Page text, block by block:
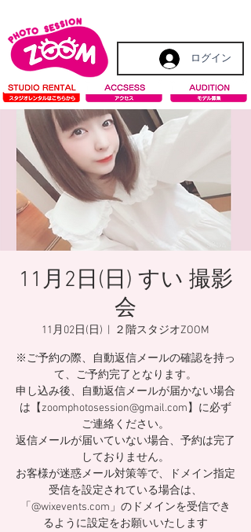
ログイン
11月2日(日) すい 撮影
会
11月02日(日) ２階スタジオZOOM
※ご予約の際、自動返信メールの確認を持っ
て、ご予約完了となります。
申し込み後、自動返信メールが届かない場合
は【zoomphotosession@gmail.com】に必ず
ご連絡ください。
返信メールが届いていない場合、予約は完了
しておりません。
お客様が迷惑メール対策等で、ドメイン指定
受信を設定されている場合は、
「@wixevents.com」のドメインを受信でき
るように設定をお願いいたします